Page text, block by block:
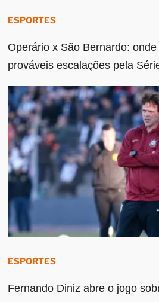
ESPORTES
Operário x São Bernardo:
prováveis escalações pela
ESPORTES
Fernando Diniz abre o jogo